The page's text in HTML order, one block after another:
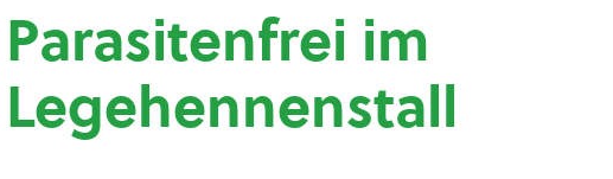
Parasitenfrei im
Legehennenstall